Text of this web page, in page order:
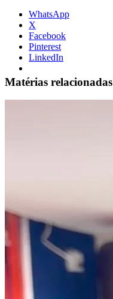
WhatsApp
X
Facebook
Pinterest
LinkedIn
Matérias relacionadas